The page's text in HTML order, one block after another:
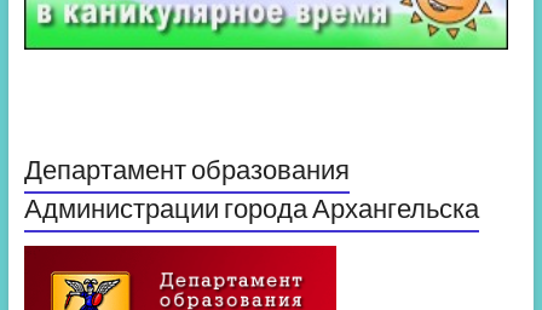
Департамент образования
Администрации города Архангельска